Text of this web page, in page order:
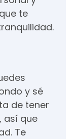
te
y sé
de tener
así que
Te